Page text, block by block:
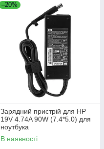
–20%
Зарядний пристрій для HP
19V 4.74A 90W (7.4*5.0) для
ноутбука
В наявності